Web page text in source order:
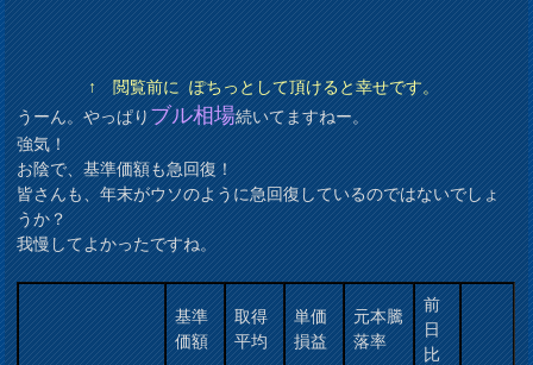
↑ 閲覧前に ぽちっとして頂けると幸せです。
うーん。やっぱりブル相場続いてますねー。
強気！
お陰で、基準価額も急回復！
皆さんも、年末がウソのように急回復しているのではないでしょ
うか？
我慢してよかったですね。
基準
価額
取得
平均
単価
損益
元本騰
落率
前
日
比